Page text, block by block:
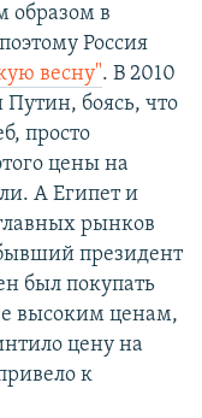
образом в
Россия
весну". В 2010
Путин, боясь, что
просто
цены на
А Египет и
рынков
президент
был покупать
высоким ценам,
цену на
к